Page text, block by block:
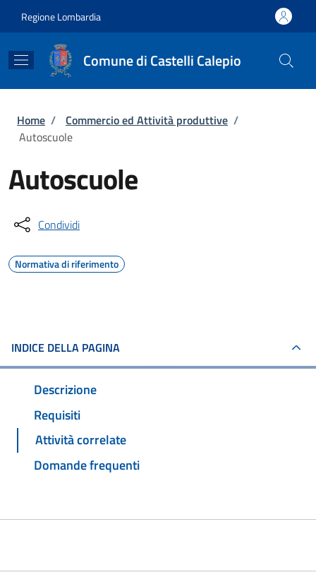
Regione Lombardia
Comune di Castelli Calepio
Briciole di pane
Home / Commercio ed Attività produttive /
Autoscuole
Autoscuole
Condividi
Normativa di riferimento
INDICE DELLA PAGINA
Descrizione
Requisiti
Attività correlate
Domande frequenti